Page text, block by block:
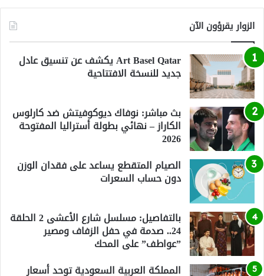
الزوار يقرؤون الآن
Art Basel Qatar يكشف عن تنسيق عادل
جديد للنسخة الافتتاحية
بث مباشر: نوفاك ديوكوفيتش ضد كارلوس
الكاراز – نهائي بطولة أستراليا المفتوحة
2026
الصيام المتقطع يساعد على فقدان الوزن
دون حساب السعرات
بالتفاصيل: مسلسل شارع الأعشى 2 الحلقة
24.. صدمة في حفل الزفاف ومصير
”عواطف” على المحك
المملكة العربية السعودية توحد أسعار